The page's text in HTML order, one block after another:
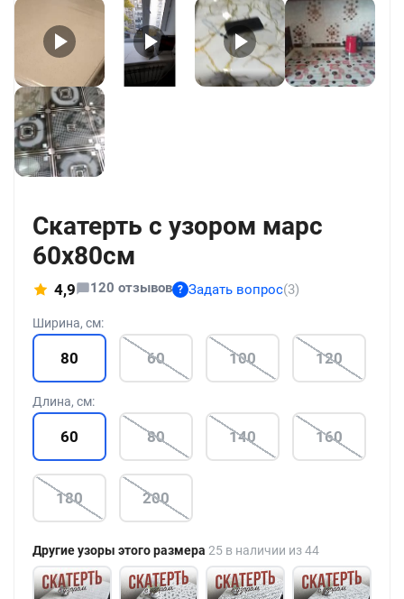
Скатерть с узором марс
60x80см
4,9 120 отзывов ? Задать вопрос(3)
Ширина, см:
80 60 100 120
Длина, см:
60 80 140 160
180 200
Другие узоры этого размера 25 в наличии из 44